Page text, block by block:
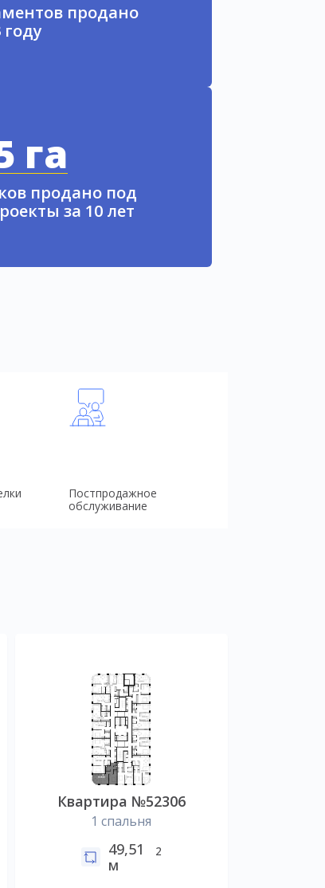
продано
году
га
продано под
за 10 лет
Постпродажное
обслуживание
Квартира №52306
1 спальня
49,51
м
2